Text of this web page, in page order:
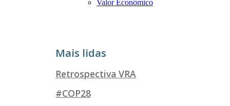
Valor Econômico
Mais lidas
Retrospectiva VRA
#COP28